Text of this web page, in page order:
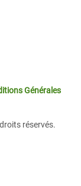
Générales
réservés.